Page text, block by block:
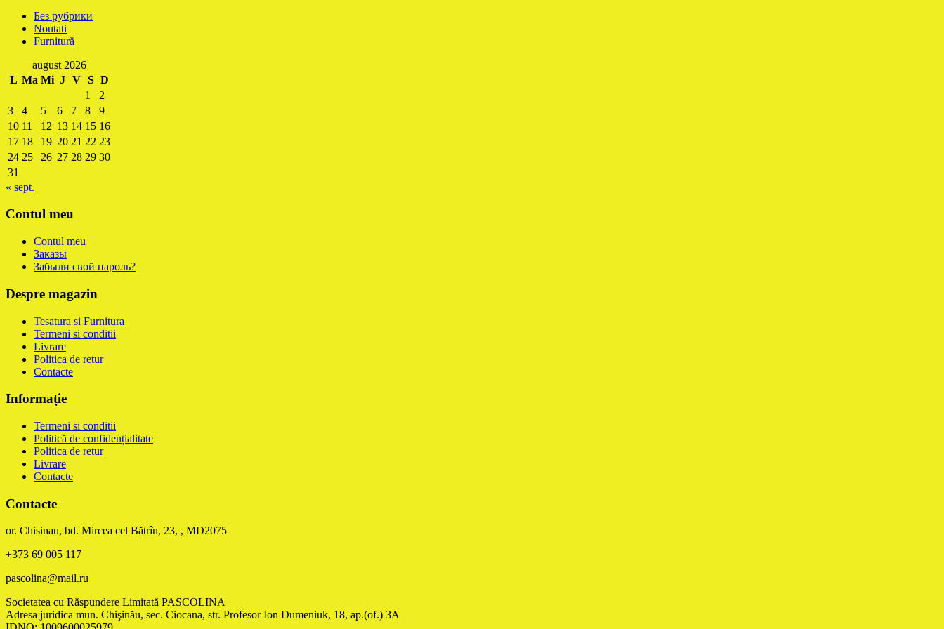
Без рубрики
Noutati
Furnitură
august 2026
L Ma Mi J V S D
1
2
3
4 5 6 7 8
9
10 11 12 13 14 15 16
17 18 19 20 21 22 23
24 25 26 27 28 29 30
31
« sept.
Contul meu
Contul meu
Заказы
Забыли свой пароль?
Despre magazin
Tesatura si Furnitura
Termeni si conditii
Livrare
Politica de retur
Contacte
Informație
Termeni si conditii
Politică de confidențialitate
Politica de retur
Livrare
Contacte
Contacte
or. Chisinau, bd. Mircea cel Bătrîn, 23, , MD2075
+373 69 005 117
pascolina@mail.ru
Societatea cu Răspundere Limitată PASCOLINA
Adresa juridica mun. Chişinău, sec. Ciocana, str. Profesor Ion Dumeniuk, 18, ap.(of.) 3A